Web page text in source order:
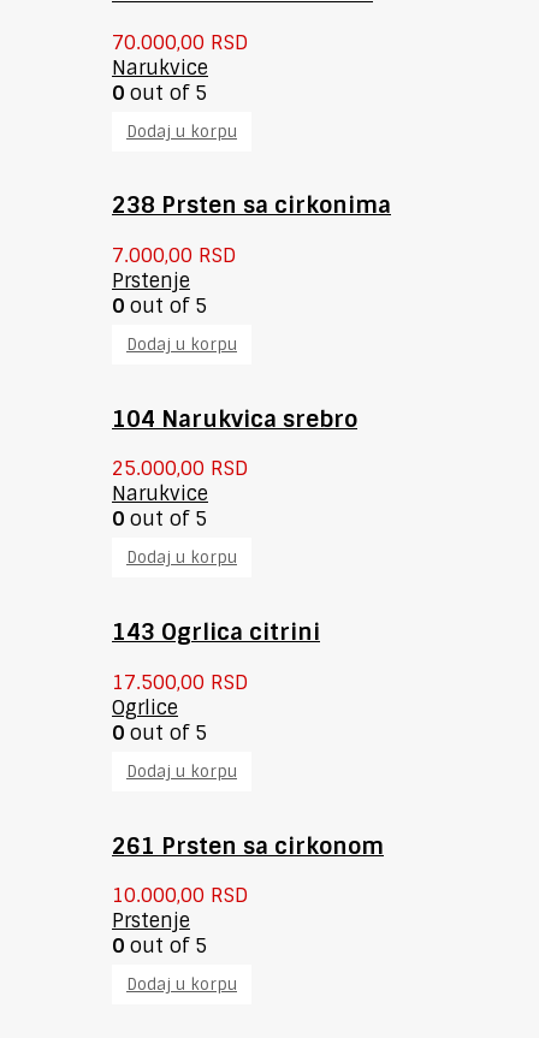
70.000,00 RSD
Narukvice
0 out of 5
Dodaj u korpu
238 Prsten sa cirkonima
7.000,00 RSD
Prstenje
0 out of 5
Dodaj u korpu
104 Narukvica srebro
25.000,00 RSD
Narukvice
0 out of 5
Dodaj u korpu
143 Ogrlica citrini
17.500,00 RSD
Ogrlice
0 out of 5
Dodaj u korpu
261 Prsten sa cirkonom
10.000,00 RSD
Prstenje
0 out of 5
Dodaj u korpu